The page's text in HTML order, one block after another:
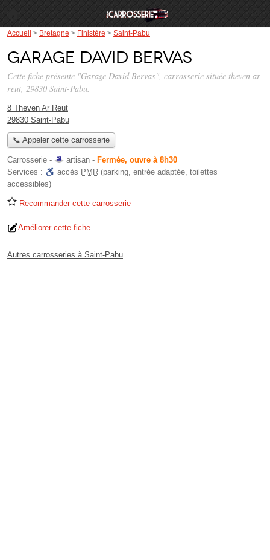
Accueil > Bretagne > Finistère > Saint-Pabu
Garage David Bervas
Cette fiche présente "Garage David Bervas", carrosserie située theven ar
reut, 29830 Saint-Pabu.
8 Theven Ar Reut
29830 Saint-Pabu
📞 Appeler cette carrosserie
Carrosserie - artisan - Fermée, ouvre à 8h30
Services :
accès PMR (parking, entrée adaptée, toilettes
accessibles)
Recommander cette carrosserie
Améliorer cette fiche
Autres carrosseries à Saint-Pabu